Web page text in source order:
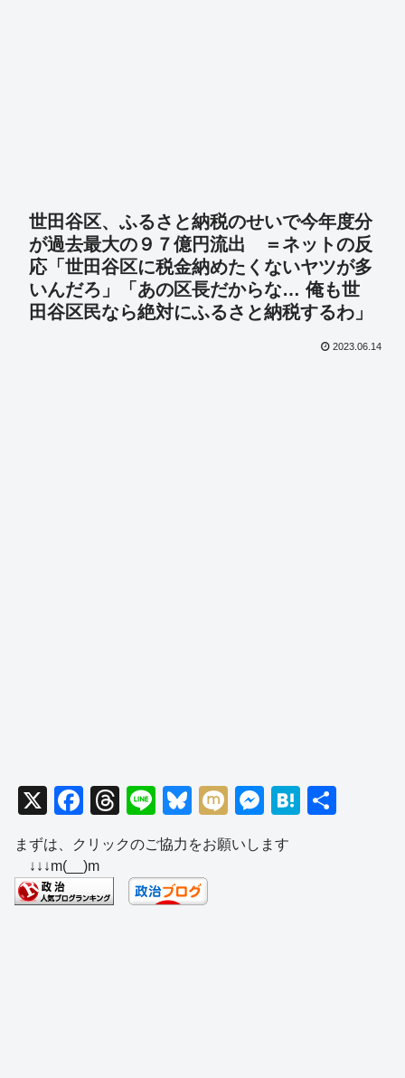
世田谷区、ふるさと納税のせいで今年度分
が過去最大の９７億円流出 ＝ネットの反
応「世田谷区に税金納めたくないヤツが多
いんだろ」「あの区長だからな… 俺も世
田谷区民なら絶対にふるさと納税するわ」
2023.06.14
X
F
a
c
e
b
T
hr
e
a
d
Li
n
e
Bl
u
e
sk
y
M
ixi
M
e
ss
H
まずは、クリックのご協力をお願いします
↓↓↓m(__)m